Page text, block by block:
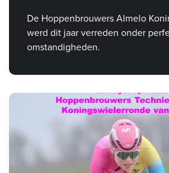
De Hoppenbrouwers Almelo
werd dit jaar verreden onder
omstandigheden.